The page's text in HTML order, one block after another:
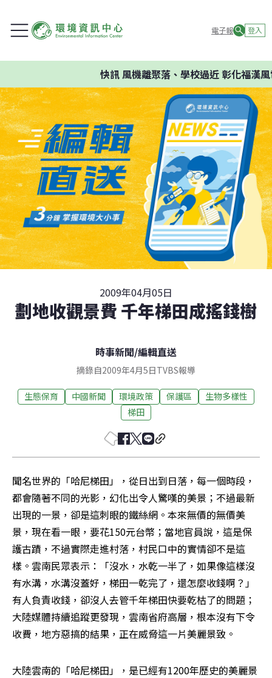
電子報 登入
快訊風機離聚落、學校過近 彰化福漢風
2009年04月05日
劃地收觀景費 千年梯田成搖錢樹
時事新聞/編輯直送
摘錄自2009年4月5日TVBS報導
生態保育 中國新聞 環境政策 保護區
生物多樣性
梯田
聞名世界的「哈尼梯田」，從日出到日落，每一個時段，
都會隨著不同的光影，幻化出令人驚嘆的美景；不過最新
出現的一景，卻是這刺眼的鐵絲網。本來無價的無價美
景，現在看一眼，要花150元台幣；當地官員說，這是保
護古蹟，不過實際走進村落，村民口中的實情卻不是這
樣。雲南民眾表示：「沒水，水乾一半了，如果像這樣沒
有水溝，水溝沒蓋好，梯田一乾完了，還怎麼收錢啊？」
有人負責收錢，卻沒人去管千年梯田快要乾枯了的問題；
大陸媒體持續追蹤更發現，雲南省府高層，根本沒有下令
收費，地方惡搞的結果，正在威脅這一片美麗景致。
大陸雲南的「哈尼梯田」，是已經有1200年歷史的美麗景